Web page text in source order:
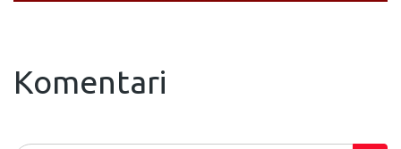
Komentari